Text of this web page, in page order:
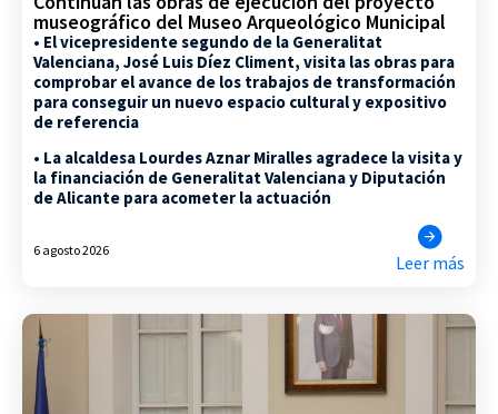
museográfico del Museo Arqueológico Municipal
• El vicepresidente segundo de la Generalitat
Valenciana, José Luis Díez Climent, visita las obras para
comprobar el avance de los trabajos de transformación
para conseguir un nuevo espacio cultural y expositivo
de referencia
• La alcaldesa Lourdes Aznar Miralles agradece la visita y
la financiación de Generalitat Valenciana y Diputación
de Alicante para acometer la actuación
6 agosto 2026
Leer más